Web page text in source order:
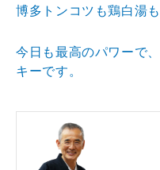
博多トンコツも鶏白湯
今日も最高のパワーで
キーです。